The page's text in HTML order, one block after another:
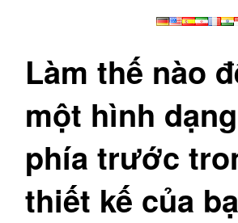
Làm thế nào
một hình
phía trước
thiết kế của